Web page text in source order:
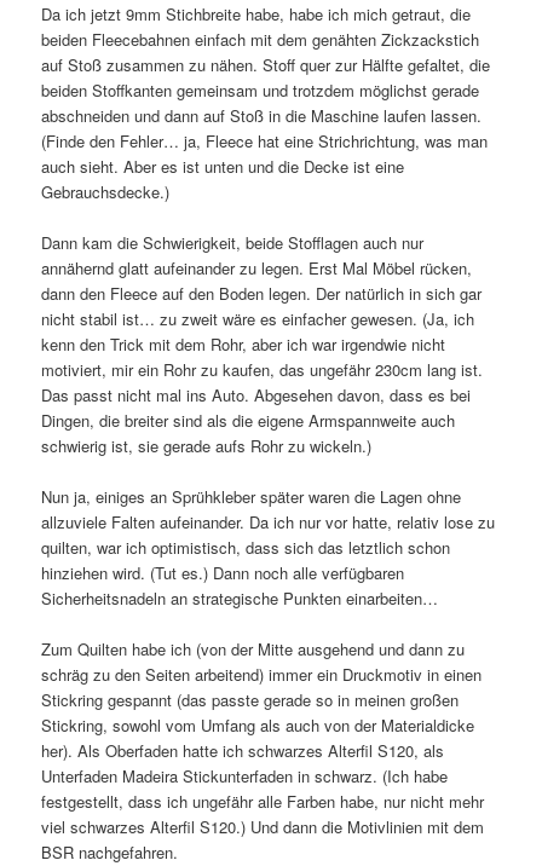
Da ich jetzt 9mm Stichbreite habe, habe ich mich getraut, die
beiden Fleecebahnen einfach mit dem genähten Zickzackstich
auf Stoß zusammen zu nähen. Stoff quer zur Hälfte gefaltet, die
beiden Stoffkanten gemeinsam und trotzdem möglichst gerade
abschneiden und dann auf Stoß in die Maschine laufen lassen.
(Finde den Fehler… ja, Fleece hat eine Strichrichtung, was man
auch sieht. Aber es ist unten und die Decke ist eine
Gebrauchsdecke.)
Dann kam die Schwierigkeit, beide Stofflagen auch nur
annähernd glatt aufeinander zu legen. Erst Mal Möbel rücken,
dann den Fleece auf den Boden legen. Der natürlich in sich gar
nicht stabil ist… zu zweit wäre es einfacher gewesen. (Ja, ich
kenn den Trick mit dem Rohr, aber ich war irgendwie nicht
motiviert, mir ein Rohr zu kaufen, das ungefähr 230cm lang ist.
Das passt nicht mal ins Auto. Abgesehen davon, dass es bei
Dingen, die breiter sind als die eigene Armspannweite auch
schwierig ist, sie gerade aufs Rohr zu wickeln.)
Nun ja, einiges an Sprühkleber später waren die Lagen ohne
allzuviele Falten aufeinander. Da ich nur vor hatte, relativ lose zu
quilten, war ich optimistisch, dass sich das letztlich schon
hinziehen wird. (Tut es.) Dann noch alle verfügbaren
Sicherheitsnadeln an strategische Punkten einarbeiten…
Zum Quilten habe ich (von der Mitte ausgehend und dann zu
schräg zu den Seiten arbeitend) immer ein Druckmotiv in einen
Stickring gespannt (das passte gerade so in meinen großen
Stickring, sowohl vom Umfang als auch von der Materialdicke
her). Als Oberfaden hatte ich schwarzes Alterfil S120, als
Unterfaden Madeira Stickunterfaden in schwarz. (Ich habe
festgestellt, dass ich ungefähr alle Farben habe, nur nicht mehr
viel schwarzes Alterfil S120.) Und dann die Motivlinien mit dem
BSR nachgefahren.